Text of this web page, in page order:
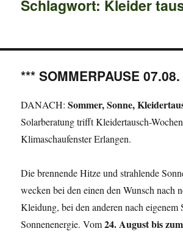
Schlagwort: Kleider
*** SOMMERPAUSE
DANACH:Sommer, Sonne,
Solarberatung trifft Kleidertausch-
Klimaschaufenster Erlangen.
Die brennende Hitze und strahlende
wecken bei den einen den Wunsch nach
Kleidung, bei den anderen nach eigenem
Sonnenenergie. Vom24. August bis